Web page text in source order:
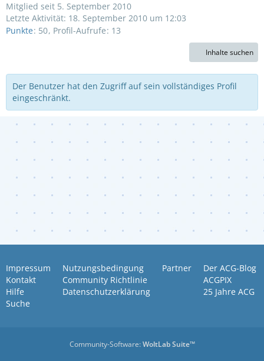
Mitglied seit 5. September 2010
Letzte Aktivität: 18. September 2010 um 12:03
Punkte 50 Profil-Aufrufe 13
Inhalte suchen
Der Benutzer hat den Zugriff auf sein vollständiges Profil
eingeschränkt.
Impressum
Kontakt
Hilfe
Suche
Nutzungsbedingung
Community Richtlinie
Datenschutzerklärung
Partner
Der ACG-Blog
ACGPIX
25 Jahre ACG
Community-Software:WoltLab Suite™